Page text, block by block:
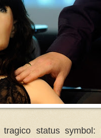
status symbol: